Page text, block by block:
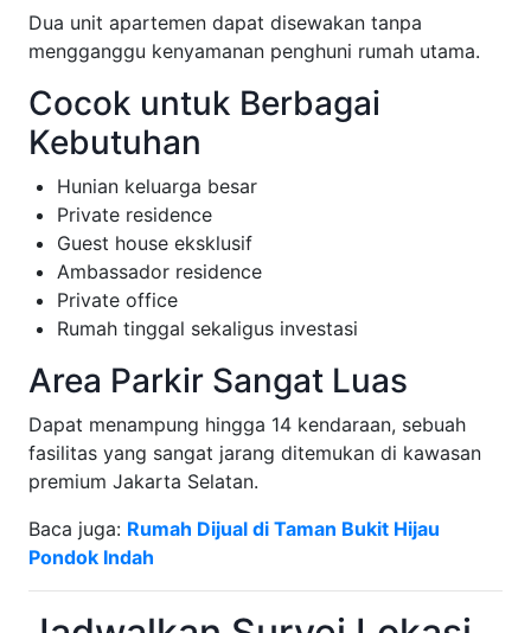
Dua unit apartemen dapat disewakan tanpa
mengganggu kenyamanan penghuni rumah utama.
Cocok untuk Berbagai
Kebutuhan
Hunian keluarga besar
Private residence
Guest house eksklusif
Ambassador residence
Private office
Rumah tinggal sekaligus investasi
Area Parkir Sangat Luas
Dapat menampung hingga 14 kendaraan, sebuah
fasilitas yang sangat jarang ditemukan di kawasan
premium Jakarta Selatan.
Baca juga: Rumah Dijual di Taman Bukit Hijau
Pondok Indah